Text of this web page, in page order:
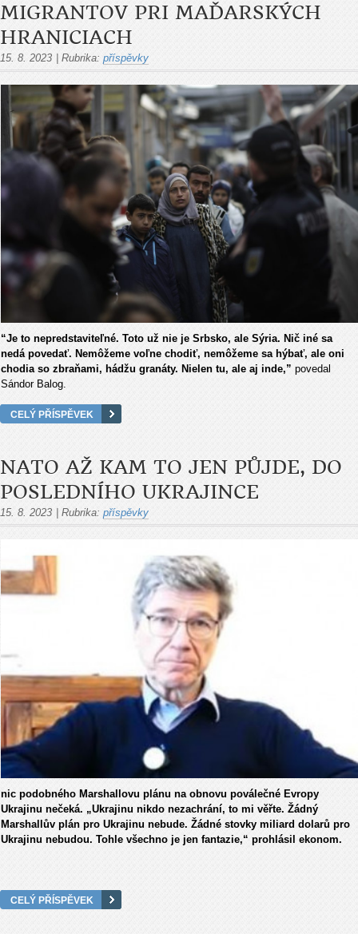
MIGRANTOV PRI MAĎARSKÝCH
HRANICIACH
15. 8. 2023 Rubrika: příspěvky
“Je to nepredstaviteľné. Toto už nie je Srbsko, ale Sýria. Nič iné sa
nedá povedať. Nemôžeme voľne chodiť, nemôžeme sa hýbať, ale oni
chodia so zbraňami, hádžu granáty. Nielen tu, ale aj inde,” povedal
Sándor Balog.
CELÝ PŘÍSPĚVEK
NATO AŽ KAM TO JEN PŮJDE, DO
POSLEDNÍHO UKRAJINCE
15. 8. 2023 Rubrika: příspěvky
nic podobného Marshallovu plánu na obnovu poválečné Evropy
Ukrajinu nečeká. „Ukrajinu nikdo nezachrání, to mi věřte. Žádný
Marshallův plán pro Ukrajinu nebude. Žádné stovky miliard dolarů pro
Ukrajinu nebudou. Tohle všechno je jen fantazie,“ prohlásil ekonom.
CELÝ PŘÍSPĚVEK